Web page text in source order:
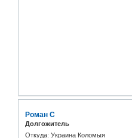
Роман С
Долгожитель
Откуда: Украина Коломыя